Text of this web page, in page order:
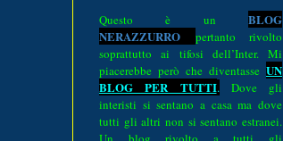
Questo è un BLOG
NERAZZURRO pertanto rivolto
soprattutto ai tifosi dell’Inter. Mi
piacerebbe però che diventasse UN
BLOG PER TUTTI.
Dove gli
interisti si sentano a casa ma dove
tutti gli altri non si sentano estranei.